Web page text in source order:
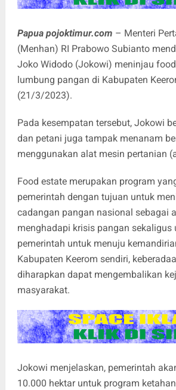
Papua pojoktimur.com – Menteri
(Menhan) RI Prabowo Subianto
Joko Widodo (Jokowi) meninjau
lumbung pangan di Kabupaten
(21/3/2023).
Pada kesempatan tersebut, Jokowi
dan petani juga tampak menanam
menggunakan alat mesin pertanian
Food estate merupakan program
pemerintah dengan tujuan untuk
cadangan pangan nasional sebagai
menghadapi krisis pangan sekaligus
pemerintah untuk menuju
Kabupaten Keerom sendiri,
diharapkan dapat mengembalikan
masyarakat.
Jokowi menjelaskan, pemerintah
10.000 hektar untuk program